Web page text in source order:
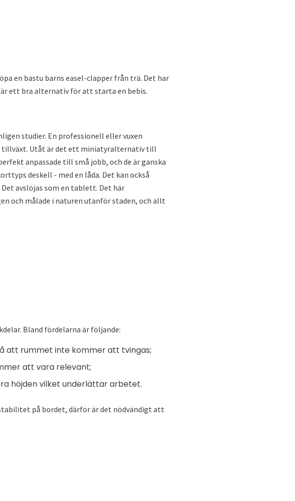
en bastu barns easel-clapper från trä. Det har
är ett bra alternativ för att starta en bebis.
studier. En professionell eller vuxen
tillväxt. Utåt är det ett miniatyralternativ till
anpassade till små jobb, och de är ganska
deskell - med en låda. Det kan också
avslöjas som en tablett. Det här
och målade i naturen utanför staden, och allt
Bland fördelarna är följande:
att rummet inte kommer att tvingas;
att vara relevant;
höjden vilket underlättar arbetet.
på bordet, därför är det nödvändigt att